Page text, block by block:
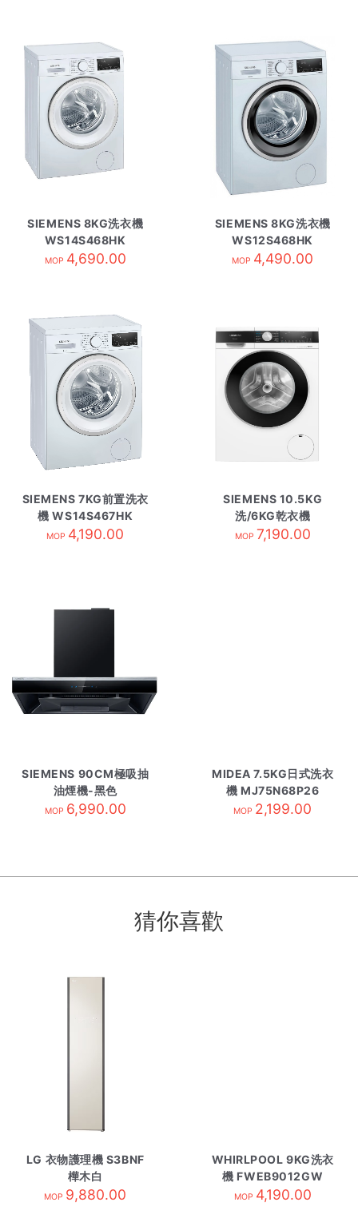
SIEMENS 8KG洗衣機
WS14S468HK
MOP 4,690.00
SIEMENS 8KG洗衣機
WS12S468HK
MOP 4,490.00
SIEMENS 7KG前置洗衣
機 WS14S467HK
MOP 4,190.00
SIEMENS 10.5KG
洗/6KG乾衣機
WN54G1A1GB
MOP 7,190.00
SIEMENS 90CM極吸抽
油煙機-黑色
LC53BVB9HK 需訂貨
MOP 6,990.00
MIDEA 7.5KG日式洗衣
機 MJ75N68P26
MOP 2,199.00
猜你喜歡
LG 衣物護理機 S3BNF
樺木白
MOP 9,880.00
WHIRLPOOL 9KG洗衣
機 FWEB9012GW
MOP 4,190.00